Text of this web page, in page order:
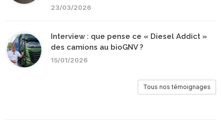
23/03/2026
Interview : que pense ce « Diesel Addict »
des camions au bioGNV ?
15/01/2026
Tous nos témoignages